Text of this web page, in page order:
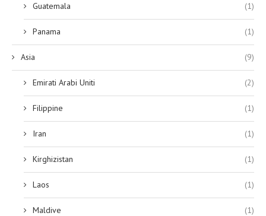
Guatemala (1)
Panama (1)
Asia (9)
Emirati Arabi Uniti (2)
Filippine (1)
Iran (1)
Kirghizistan (1)
Laos (1)
Maldive (1)